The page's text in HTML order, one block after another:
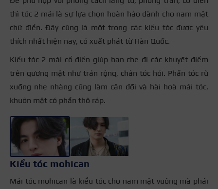
thì tóc 2 mái là sự lựa chọn hoàn hảo dành cho nam mặt
chữ điền. Đây cũng là một trong các kiểu tóc được yêu
thích nhất hiện nay, có xuất phát từ Hàn Quốc.
Kiểu tóc 2 mái cổ điển giúp bạn che đi các khuyết điểm
trên gương mặt như trán rộng, chân tóc hói. Phần tóc rũ
xuống nhẹ nhàng cũng làm cân đối và hài hoà mái tóc,
khuôn mặt có phần thô ráp.
Kiểu tóc mohican
Mái tóc mohican là kiểu tóc cho nam mặt vuông mà phái